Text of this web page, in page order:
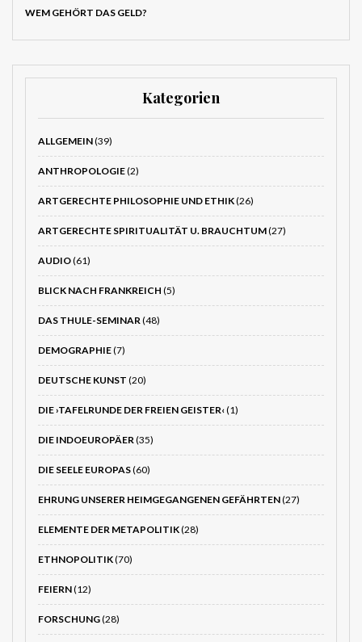
WEM GEHÖRT DAS GELD?
Kategorien
ALLGEMEIN(39)
ANTHROPOLOGIE(2)
ARTGERECHTE PHILOSOPHIE UND ETHIK(26)
ARTGERECHTE SPIRITUALITÄT U. BRAUCHTUM(27)
AUDIO(61)
BLICK NACH FRANKREICH (5)
DAS THULE-SEMINAR(48)
DEMOGRAPHIE(7)
DEUTSCHE KUNST (20)
DIE ›TAFELRUNDE DER FREIEN GEISTER‹(1)
DIE INDOEUROPÄER(35)
DIE SEELE EUROPAS(60)
EHRUNG UNSERER HEIMGEGANGENEN GEFÄHRTEN(27)
ELEMENTE DER METAPOLITIK(28)
ETHNOPOLITIK(70)
FEIERN(12)
FORSCHUNG(28)